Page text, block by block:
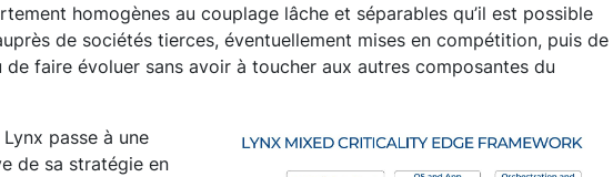
homogènes au couplage lâche et séparables qu’il est possible
de sociétés tierces, éventuellement mises en compétition, puis de
de faire évoluer sans avoir à toucher aux autres composantes du
Lynx passe à une
de sa stratégie en